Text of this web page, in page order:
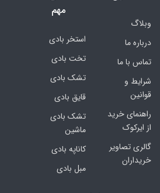
وبلاگ
درباره ما
تماس با ما
شرایط و
قوانین
راهنمای خرید
از ایرکوک
گالری تصاویر
خریداران
مهم
استخر بادی
تخت بادی
تشک بادی
قایق بادی
تشک بادی
ماشین
کاناپه بادی
مبل بادی